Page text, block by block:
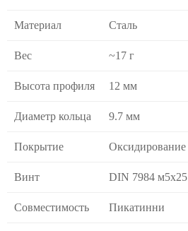
Материал Сталь
Вес ~17 г
Высота профиля 12 мм
Диаметр кольца 9.7 мм
Покрытие Оксидирование
Винт DIN 7984 м5х25
Совместимость Пикатинни